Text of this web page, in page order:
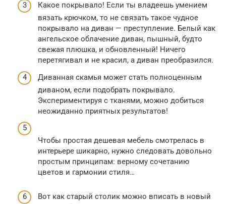
Какое покрывало! Если ты владеешь умением
вязать крючком, то не связать такое чудное
покрывало на диван — преступление. Белый как
ангельское облачение диван, пышный, будто
свежая плюшка, и обновленный! Ничего
перетягивал и не красил, а диван преобразился.
Диванная скамья может стать полноценным
диваном, если подобрать покрывало.
Экспериментируя с тканями, можно добиться
неожиданно приятных результатов!
Чтобы простая дешевая мебель смотрелась в
интерьере шикарно, нужно следовать довольно
простым принципам: верному сочетанию
цветов и гармонии стиля…
Вот как старый столик можно вписать в новый